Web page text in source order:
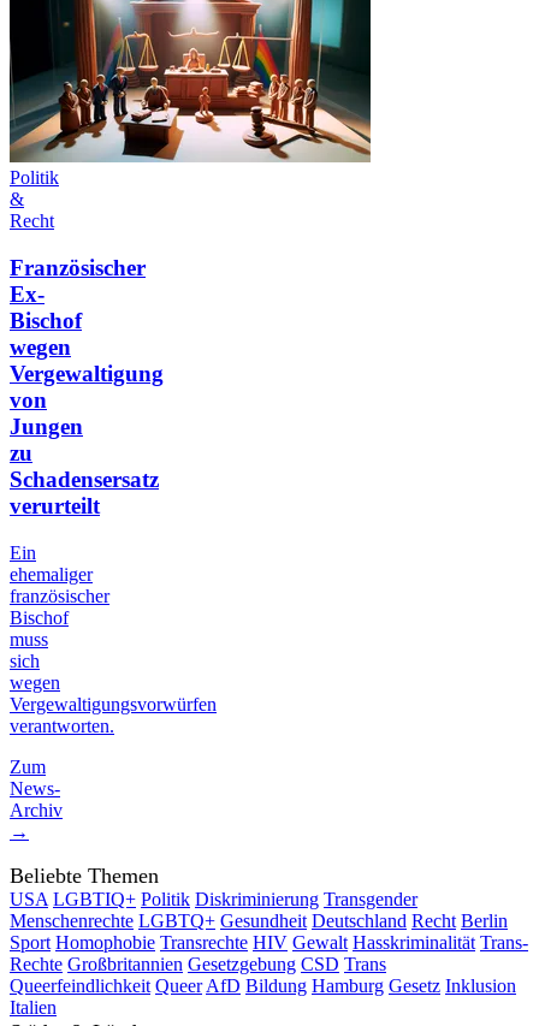
Politik
&
Recht
Französischer
Ex-
Bischof
wegen
Vergewaltigung
von
Jungen
zu
Schadensersatz
verurteilt
Ein
ehemaliger
französischer
Bischof
muss
sich
wegen
Vergewaltigungsvorwürfen
verantworten.
Zum
News-
Archiv
→
Beliebte Themen
USA LGBTIQ+ Politik Diskriminierung Transgender
Menschenrechte LGBTQ+ Gesundheit Deutschland Recht Berlin
Sport Homophobie Transrechte HIV Gewalt Hasskriminalität Trans-
Rechte Großbritannien Gesetzgebung CSD Trans
Queerfeindlichkeit Queer AfD Bildung Hamburg Gesetz Inklusion
Italien